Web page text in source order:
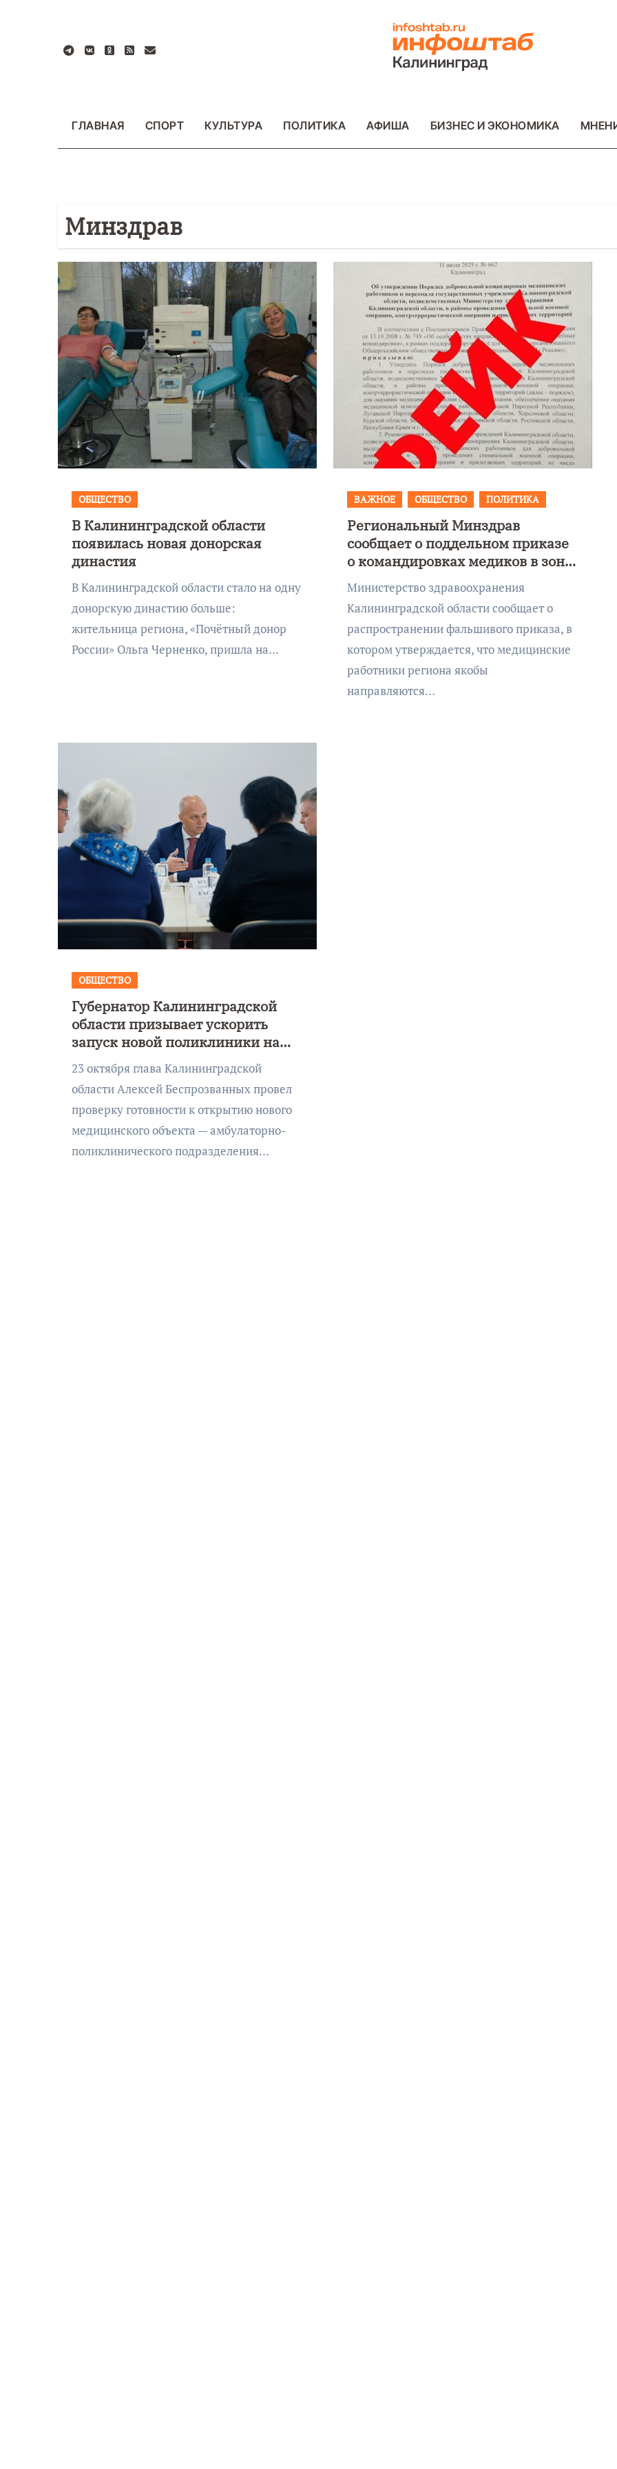
содержанию
ГЛАВНАЯ СПОРТ КУЛЬТУРА ПОЛИТИКА АФИША БИЗНЕС И ЭКОНОМИКА
Минздрав
ОБЩЕСТВО
В Калининградской области
появилась новая донорская
династия
В Калининградской области стало на одну
донорскую династию больше:
жительница региона, «Почётный донор
России» Ольга Черненко, пришла на…
ВАЖНОЕ ОБЩЕСТВО ПОЛИТИКА
Региональный Минздрав
сообщает о поддельном приказе
о командировках медиков в зону
СВО
Министерство здравоохранения
Калининградской области сообщает о
распространении фальшивого приказа, в
котором утверждается, что медицинские
работники региона якобы
направляются…
ОБЩЕСТВО
Губернатор Калининградской
области призывает ускорить
запуск новой поликлиники на
Согласия
23 октября глава Калининградской
области Алексей Беспрозванных провел
проверку готовности к открытию нового
медицинского объекта — амбулаторно-
поликлинического подразделения…
ФОТО
сияние
над
ВАЖНОЕ ОБЩЕСТВО ФОТО
Фотокадры, как
Калининград
завалило после
снежного бурана
ПРОИСШЕСТВИЯ ФОТО
Фоторепортаж как в
Калининграде
эвакуировали ТЦ из-
за сообщения о
минировании
АФИША КУЛЬТУРА
Организаторы фестиваля
«Открытое море» объявили
даты его проведения!